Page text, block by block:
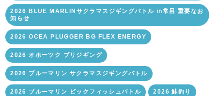
2026 BLUE MARLINサクラマスジギングバトル in常呂 重要なお
知らせ
2026 OCEA PLUGGER BG FLEX ENERGY
2026 オホーツク ブリジギング
2026 ブルーマリン サクラマスジギングバトル
2026 ブルーマリン ビックフィッシュバトル 2026 鮭釣り